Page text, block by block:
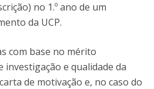
no 1.º ano de um
da UCP.
com base no mérito
investigação e qualidade da
de motivação e, no caso do